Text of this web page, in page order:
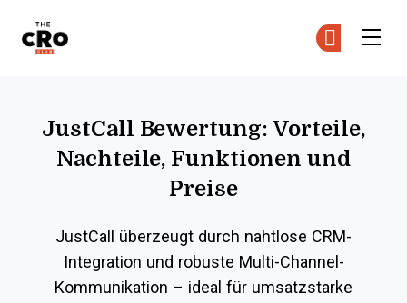
JustCall Bewertung: Vorteile,
Nachteile, Funktionen und
Preise
JustCall überzeugt durch nahtlose CRM-
Integration und robuste Multi-Channel-
Kommunikation – ideal für umsatzstarke